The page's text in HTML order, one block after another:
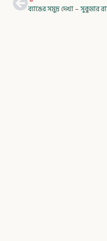
ব্যাঙের সমুদ্র দেখা – সুকুমার